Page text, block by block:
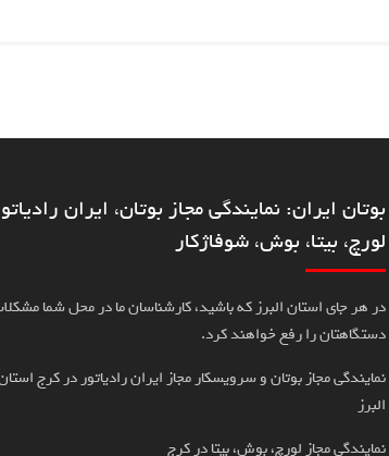
بوتان ایران: نمایندگی مجاز بوتان، ایران
لورچ، بیتا، بوش، شوفاژکار
در هر جای استان البرز که باشید، کارشناسان ما در محل شما
دستگاهتان را رفع خواهند کرد.
نمایندگی مجاز بوتان و سرویسکار مجاز ایران رادیاتور در کرج
البرز
نمایندگی مجاز لورچ، بوش، بیتا در کرج